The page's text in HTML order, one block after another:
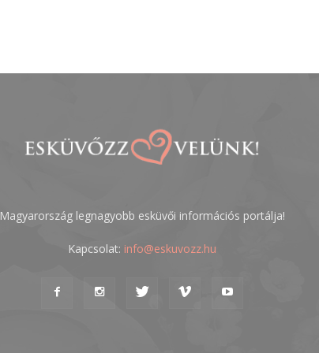
Magyarország legnagyobb esküvői információs portálja!
Kapcsolat: info@eskuvozz.hu